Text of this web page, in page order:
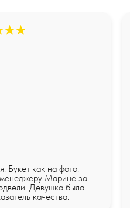
Букет как на фото.
Марине за
Девушка была
качества.